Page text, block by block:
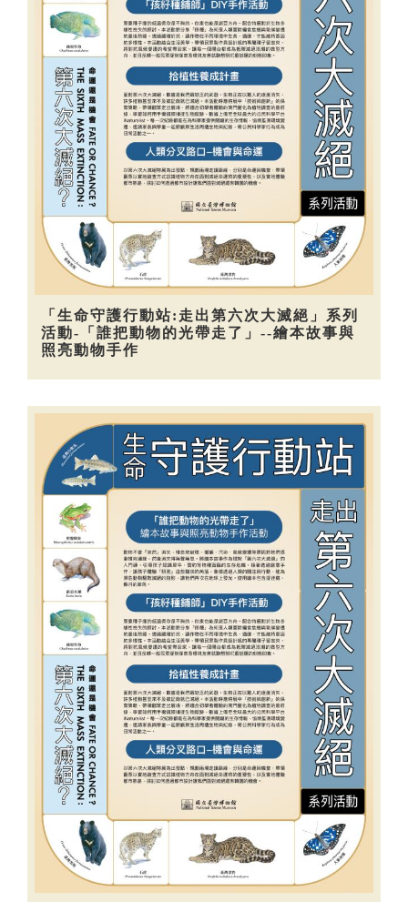
「生命守護行動站:走出第六次大滅絕」系列
活動-「誰把動物的光帶走了」--繪本故事與
照亮動物手作